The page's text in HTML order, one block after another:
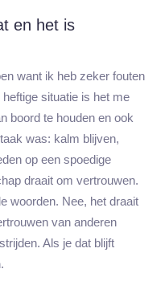
en het is
want ik heb zeker fouten
situatie is het me
boord te houden en ook
was: kalm blijven,
op een spoedige
draait om vertrouwen.
woorden. Nee, het draait
van anderen
Als je dat blijft